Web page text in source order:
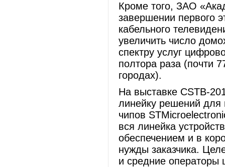
Кроме того, ЗАО
завершении первого
кабельного
увеличить число
спектру услуг
полтора раза (почти
городах).
На выставке CSTB-
линейку решений для
чипов
вся линейка
обеспечением и в
нужды заказчика.
и средние операторы